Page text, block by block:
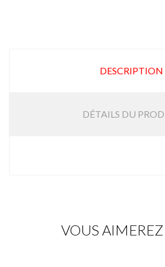
DESCRIPTION
DÉTAILS DU
VOUS AIMEREZ